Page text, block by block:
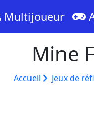
Multijoueur
Mine
Accueil Jeux de